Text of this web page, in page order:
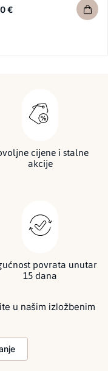
€
cijene i stalne
akcije
povrata unutar
15 dana
u našim izložbenim